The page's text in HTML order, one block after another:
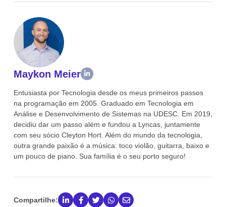
Maykon Meier
Entusiasta por Tecnologia desde os meus primeiros passos
na programação em 2005. Graduado em Tecnologia em
Análise e Desenvolvimento de Sistemas na UDESC. Em 2019,
decidiu dar um passo além e fundou a Lyncas, juntamente
com seu sócio Cleyton Hort. Além do mundo da tecnologia,
outra grande paixão é a música: toco violão, guitarra, baixo e
um pouco de piano. Sua família é o seu porto seguro!
Compartilhe: